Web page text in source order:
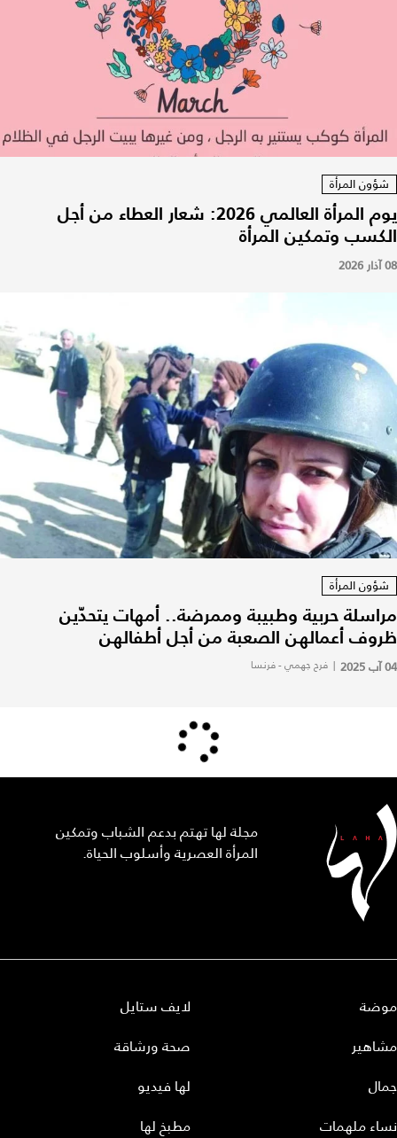
شؤون المرأة
يوم المرأة العالمي 2026: شعار العطاء من أجل
الكسب وتمكين المرأة
08 آذار 2026
شؤون المرأة
مراسلة حربية وطبيبة وممرضة.. أمهات يتحدّين
ظروف أعمالهن الصعبة من أجل أطفالهن
04 آب 2025 | فرح جهمي - فرنسا
مجلة لها تهتم بدعم الشباب وتمكين
المرأة العصرية وأسلوب الحياة.
موضة
مشاهير
جمال
نساء ملهمات
لايف ستايل
صحة ورشاقة
لها فيديو
مطبخ لها